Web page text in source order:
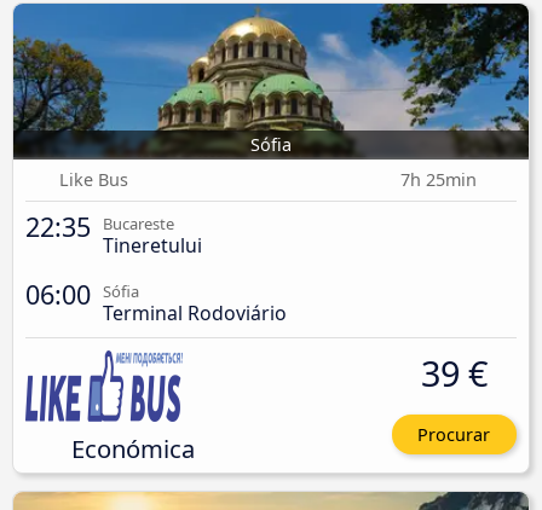
Sófia
Like Bus
7h 25min
22:35 Bucareste
Tineretului
06:00 Sófia
Terminal Rodoviário
Económica
39 €
Procurar